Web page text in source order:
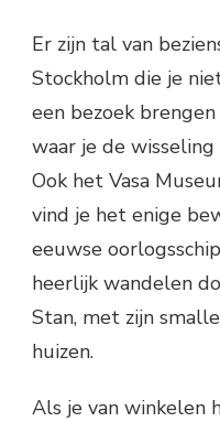
Er zijn tal van
Stockholm die je
een bezoek
waar je de
Ook het Vasa
vind je het enige
eeuwse
heerlijk wandelen
Stan, met zijn
huizen.
Als je van winkelen